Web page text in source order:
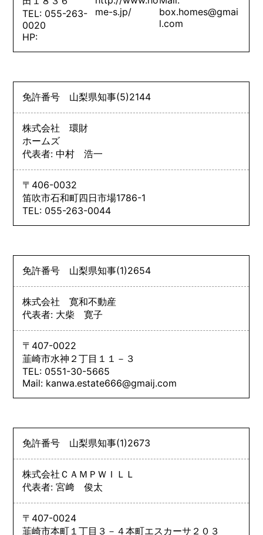
TEL: 055-263-
0020
HP:
me-s.jp/
box.homes@gmai
l.com
免許番号 山梨県知事(5)2144
株式会社 環財
ホームズ
代表者: 中村 浩一
〒406-0032
笛吹市石和町四日市場1786-1
TEL: 055-263-0044
免許番号 山梨県知事(1)2654
株式会社 寛和不動産
代表者: 大柴 寛子
〒407-0022
韮崎市水神２丁目１１－３
TEL: 0551-30-5665
Mail: kanwa.estate666@gmaij.com
免許番号 山梨県知事(1)2673
株式会社ＣＡＭＰＷＩＬＬ
代表者: 宮﨑 俊太
〒407-0024
韮崎市本町１丁目３－４本町エスカーサ２０３